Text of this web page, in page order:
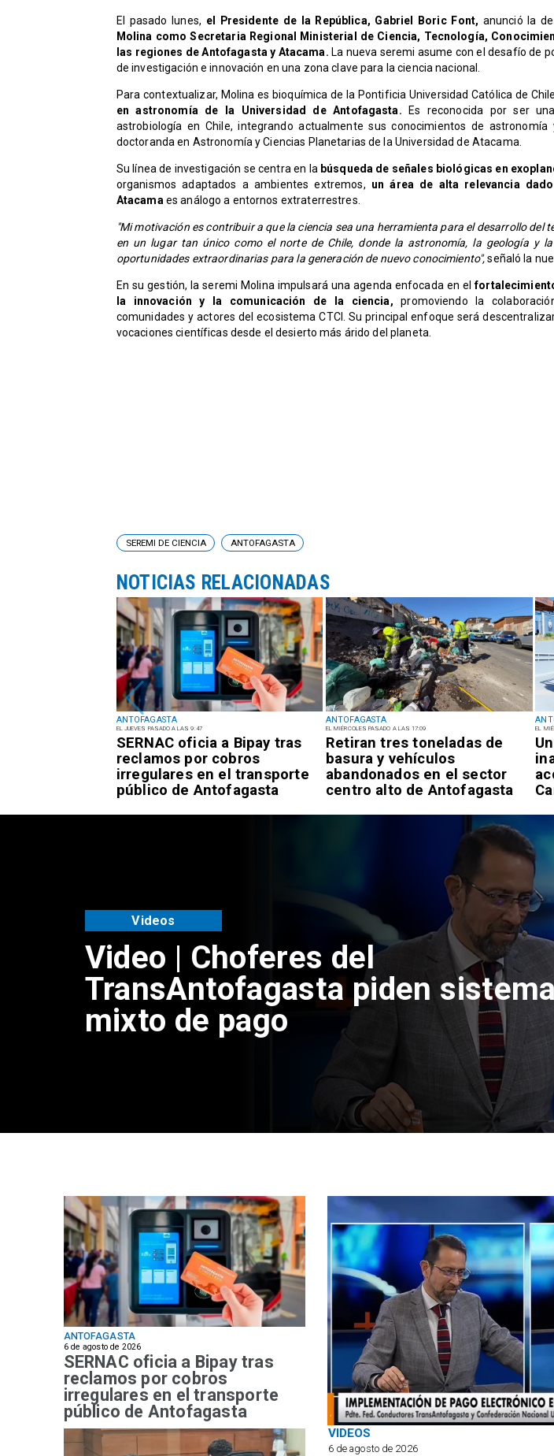
El pasado lunes, el Presidente de la República, Gabriel Boric Font, anunció la
Molina como Secretaria Regional Ministerial de Ciencia, Tecnología,
las regiones de Antofagasta y Atacama. La nueva seremi asume con el desafío de
de investigación e innovación en una zona clave para la ciencia nacional.
Para contextualizar, Molina es bioquímica de la Pontificia Universidad Católica de
en astronomía de la Universidad de Antofagasta.
Es reconocida por ser
astrobiología en Chile, integrando actualmente sus conocimientos de astronomía
doctoranda en Astronomía y Ciencias Planetarias de la Universidad de Atacama.
Su línea de investigación se centra en la búsqueda de señales biológicas en
organismos adaptados a ambientes extremos, un área de alta relevancia
Atacamaes análogo a entornos extraterrestres.
"Mi motivación es contribuir a que la ciencia sea una herramienta para el desarrollo del
en un lugar tan único como el norte de Chile, donde la astronomía, la geología y
oportunidades extraordinarias para la generación de nuevo conocimiento",señaló la
En su gestión, la seremi Molina impulsará una agenda enfocada en el
la innovación y la comunicación de la ciencia, promoviendo la
comunidades y actores del ecosistema CTCI. Su principal enfoque será
vocaciones científicas desde el desierto más árido del planeta.
ANTOFAGASTA
EL JUEVES PASADO A LAS 9:47
SERNAC oficia a Bipay tras
reclamos por cobros
irregulares en el transporte
público de Antofagasta
ANTOFAGASTA
EL MIÉRCOLES PASADO A LAS 17:09
Retiran tres toneladas de
basura y vehículos
abandonados en el sector
centro alto de Antofagasta
EL
SEREMI DE CIENCIA ANTOFAGASTA
NOTICIAS RELACIONADAS
Video | Choferes del
TransAntofagasta piden sistema
mixto de pago
Videos
ANTOFAGASTA
6 de agosto de 2026
SERNAC oficia a Bipay tras
reclamos por cobros
irregulares en el transporte
público de Antofagasta
VIDEOS
6 de agosto de 2026